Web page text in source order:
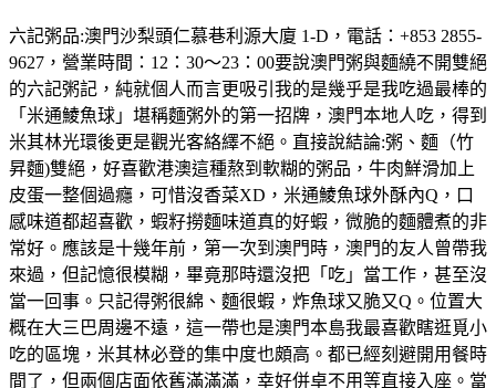
六記粥品:澳門沙梨頭仁慕巷利源大廈 1-D，電話：+853 2855-
9627，營業時間：12：30～23：00要說澳門粥與麵繞不開雙絕
的六記粥記，純就個人而言更吸引我的是幾乎是我吃過最棒的
「米通鯪魚球」堪稱麵粥外的第一招牌，澳門本地人吃，得到
米其林光環後更是觀光客絡繹不絕。直接說結論:粥、麵（竹
昇麵)雙絕，好喜歡港澳這種熬到軟糊的粥品，牛肉鮮滑加上
皮蛋一整個過癮，可惜沒香菜XD，米通鯪魚球外酥內Q，口
感味道都超喜歡，蝦籽撈麵味道真的好蝦，微脆的麵體煮的非
常好。應該是十幾年前，第一次到澳門時，澳門的友人曾帶我
來過，但記憶很模糊，畢竟那時還沒把「吃」當工作，甚至沒
當一回事。只記得粥很綿、麵很蝦，炸魚球又脆又Q。位置大
概在大三巴周邊不遠，這一帶也是澳門本島我最喜歡瞎逛覓小
吃的區塊，米其林必登的集中度也頗高。都已經刻避開用餐時
間了，但兩個店面依舊滿滿滿，幸好併卓不用等直接入座。當